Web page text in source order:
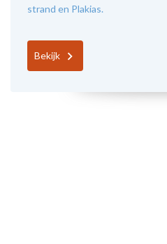
strand en Plakias.
Bekijk